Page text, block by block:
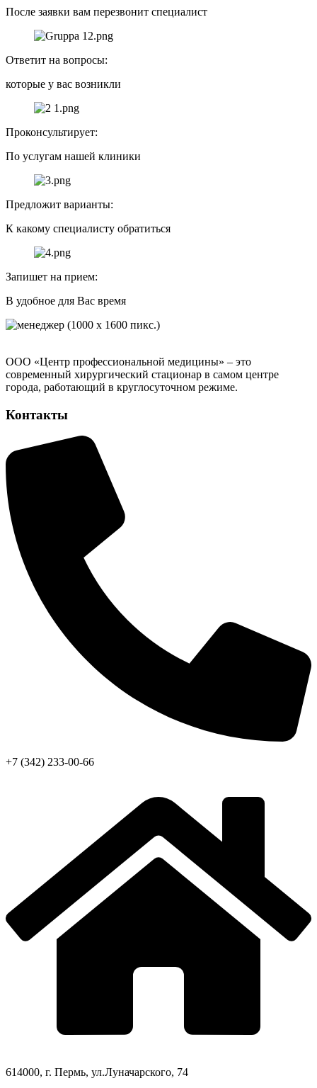
После заявки вам перезвонит специалист
Ответит на вопросы:
которые у вас возникли
Проконсультирует:
По услугам нашей клиники
Предложит варианты:
К какому специалисту обратиться
Запишет на прием:
В удобное для Вас время
ООО «Центр профессиональной медицины» – это
современный хирургический стационар в самом центре
города, работающий в круглосуточном режиме.
Контакты
+7 (342) 233-00-66
614000, г. Пермь, ул.Луначарского, 74